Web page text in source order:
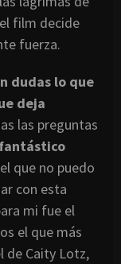
film decide
fuerza.
dudas lo que
deja
las preguntas
que no puedo
con esta
mi fue el
el que más
de Caity Lotz,